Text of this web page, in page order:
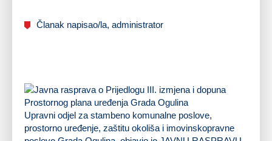
Članak napisao/la, administrator
Upravni odjel za stambeno komunalne poslove,
prostorno uređenje, zaštitu okoliša i imovinskopravne